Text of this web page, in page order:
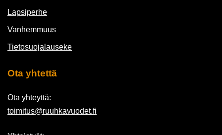
Lapsiperhe
Vanhemmuus
Tietosuojalauseke
Ota yhtettä
Ota yhteyttä:
toimitus@ruuhkavuodet.fi